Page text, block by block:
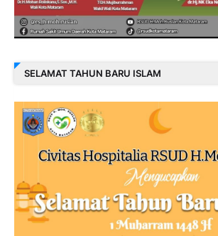
SELAMAT TAHUN BARU ISLAM